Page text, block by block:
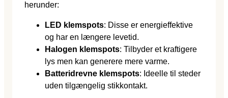
herunder:
LED klemspots: Disse er energieffektive
og har en længere levetid.
Halogen klemspots: Tilbyder et kraftigere
lys men kan generere mere varme.
Batteridrevne klemspots: Ideelle til steder
uden tilgængelig stikkontakt.